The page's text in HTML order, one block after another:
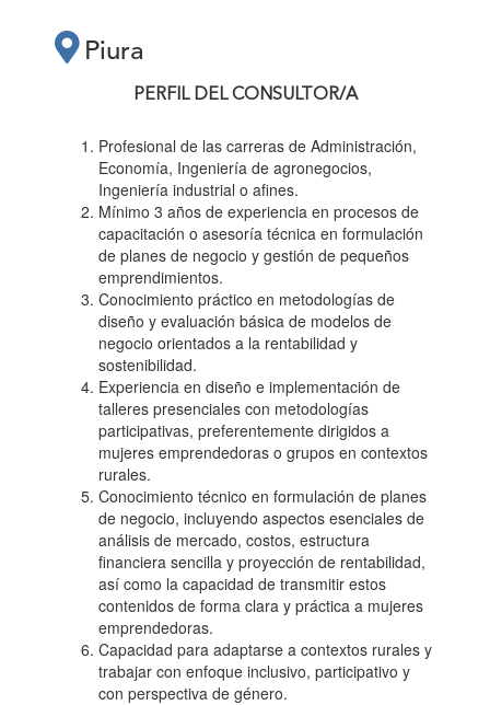
“PLANES DE
NEGOCIO PARA
EMPRENDEDORAS”"
Piura
PERFIL DEL CONSULTOR/A
Profesional de las carreras de Administración,
Economía, Ingeniería de agronegocios,
Ingeniería industrial o afines.
Mínimo 3 años de experiencia en procesos de
capacitación o asesoría técnica en formulación
de planes de negocio y gestión de pequeños
emprendimientos.
Conocimiento práctico en metodologías de
diseño y evaluación básica de modelos de
negocio orientados a la rentabilidad y
sostenibilidad.
Experiencia en diseño e implementación de
talleres presenciales con metodologías
participativas, preferentemente dirigidos a
mujeres emprendedoras o grupos en contextos
rurales.
Conocimiento técnico en formulación de planes
de negocio, incluyendo aspectos esenciales de
análisis de mercado, costos, estructura
financiera sencilla y proyección de rentabilidad,
así como la capacidad de transmitir estos
contenidos de forma clara y práctica a mujeres
emprendedoras.
Capacidad para adaptarse a contextos rurales y
trabajar con enfoque inclusivo, participativo y
con perspectiva de género.